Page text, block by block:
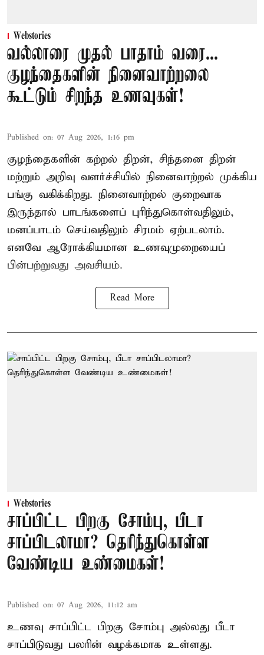
Webstories
வல்லாரை முதல் பாதாம் வரை...
குழந்தைகளின் நினைவாற்றலை
கூட்டும் சிறந்த உணவுகள்!
Published on: 07 Aug 2026, 1:16 pm
குழந்தைகளின் கற்றல் திறன், சிந்தனை திறன்
மற்றும் அறிவு வளர்ச்சியில் நினைவாற்றல் முக்கிய
பங்கு வகிக்கிறது. நினைவாற்றல் குறைவாக
இருந்தால் பாடங்களைப் புரிந்துகொள்வதிலும்,
மனப்பாடம் செய்வதிலும் சிரமம் ஏற்படலாம்.
எனவே ஆரோக்கியமான உணவுமுறையைப்
பின்பற்றுவது அவசியம்.
Read More
Webstories
சாப்பிட்ட பிறகு சோம்பு, பீடா
சாப்பிடலாமா? தெரிந்துகொள்ள
வேண்டிய உண்மைகள்!
Published on: 07 Aug 2026, 11:12 am
உணவு சாப்பிட்ட பிறகு சோம்பு அல்லது பீடா
சாப்பிடுவது பலரின் வழக்கமாக உள்ளது.